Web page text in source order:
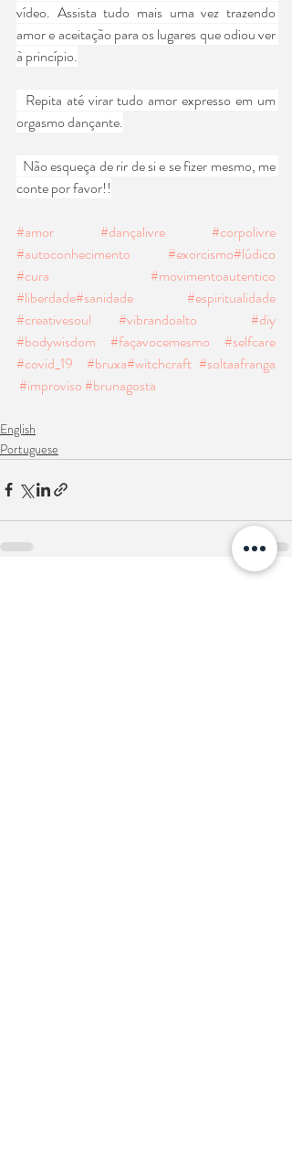
vídeo. Assista tudo mais uma vez trazendo
amor e aceitação para os lugares que odiou ver
à princípio.
orgasmo dançante.
conte por favor!!
#amor #dançalivre
#corpolivre
#autoconhecimento
#exorcismo#lúdico
#cura
#movimentoautentico
#liberdade#sanidade
#espiritualidade
#creativesoul
#vibrandoalto
#diy
#bodywisdom
#façavocemesmo
#selfcare
#covid_19
#bruxa#witchcraft #soltaafranga
#improviso#brunagosta
English
Portuguese